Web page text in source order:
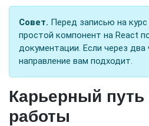
Совет. Перед записью на
простой компонент на React
документации. Если через
направление вам подходит.
Карьерный
работы